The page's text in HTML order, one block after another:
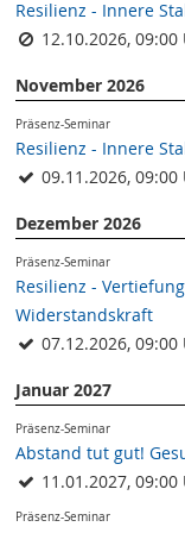
Resilienz - Innere
12.10.2026,
November 2026
Präsenz-Seminar
Resilienz - Innere
09.11.2026,
Dezember 2026
Präsenz-Seminar
Resilienz -
Widerstandskraft
07.12.2026,
Januar 2027
Präsenz-Seminar
Abstand tut gut!
11.01.2027,
Präsenz-Seminar